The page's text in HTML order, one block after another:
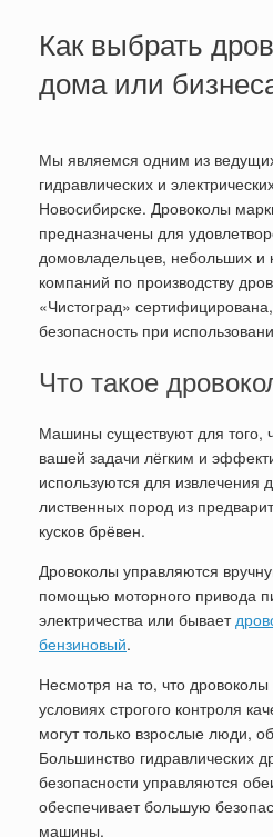
Как выбрать
дома или
Мы являемся одним из
гидравлических и
Новосибирске. Дровоколы
предназначены для
домовладельцев, небольших и
компаний по производству
«Чистоград»
безопасность при
Что такое
Машины существуют для того,
вашей задачи лёгким и
используются для извлечения
лиственных пород из
кусков брёвен.
Дровоколы управляются
помощью моторного привода
электричества или бывает
бензиновый.
Несмотря на то, что дровоколы
условиях строгого контроля
могут только взрослые люди,
Большинство гидравлических
безопасности управляются
обеспечивает большую
машины.